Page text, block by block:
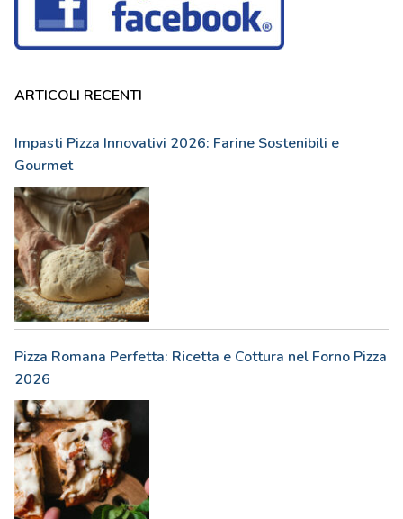
ARTICOLI RECENTI
Impasti Pizza Innovativi 2026: Farine Sostenibili e
Gourmet
Pizza Romana Perfetta: Ricetta e Cottura nel Forno Pizza
2026